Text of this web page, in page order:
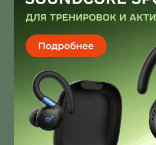
Infinix Note 60 Ultra от
умеет звонить через
Infinix Note 60 Ultra получил
И это далеко не единственная
О нас
Ответы на вопросы